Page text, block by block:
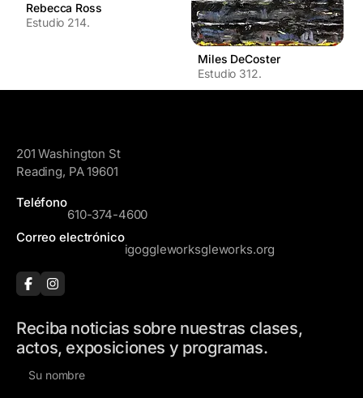
Rebecca Ross
Estudio 214.
Miles DeCoster
Estudio 312.
201 Washington St
Reading, PA 19601
Teléfono
610-374-4600
Correo electrónico
igoggleworksgleworks.org
Reciba noticias sobre nuestras clases,
actos, exposiciones y programas.